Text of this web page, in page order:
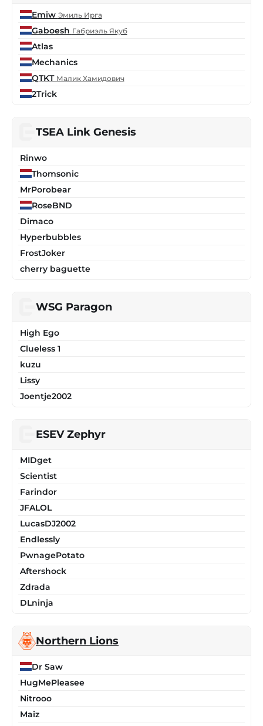
Emiw Эмиль Ирга
Gaboesh Габриэль Якуб
Atlas
Mechanics
QTKT Малик Хамидович
2Trick
TSEA Link Genesis
Rinwo
Thomsonic
MrPorobear
RoseBND
Dimaco
Hyperbubbles
FrostJoker
cherry baguette
WSG Paragon
High Ego
Clueless 1
kuzu
Lissy
Joentje2002
ESEV Zephyr
MIDget
Scientist
Farindor
JFALOL
LucasDJ2002
Endlessly
PwnagePotato
Aftershock
Zdrada
DLninja
Northern Lions
Dr Saw
HugMePleasee
Nitrooo
Maiz